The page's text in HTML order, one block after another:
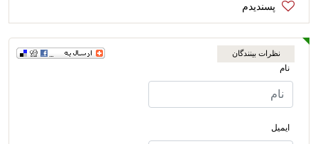
نظرات بینندگان
نام
ایمیل